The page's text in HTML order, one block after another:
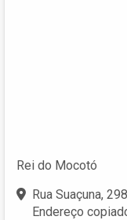
Rei do Mocotó
Rua Suaçuna,
Endereço